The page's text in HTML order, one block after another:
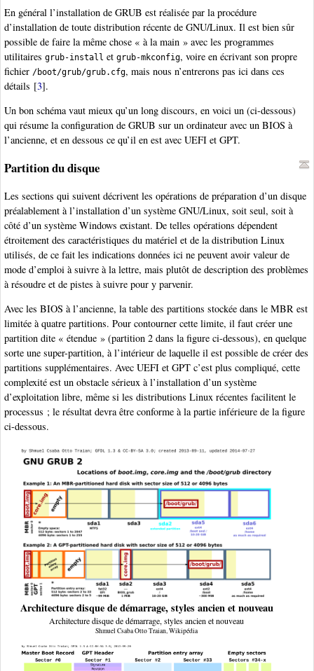
En général l’installation de GRUB est réalisée par la procédure
d’installation de toute distribution récente de GNU/Linux. Il est bien sûr
possible de faire la même chose « à la main » avec les programmes
utilitaires grub-install et grub-mkconfig, voire en écrivant son propre
fichier /boot/grub/grub.cfg, mais nous n’entrerons pas ici dans ces
détails [3].
Un bon schéma vaut mieux qu’un long discours, en voici un (ci-dessous)
qui résume la configuration de GRUB sur un ordinateur avec un BIOS à
l’ancienne, et en dessous ce qu’il en est avec UEFI et GPT.
Partition du disque
Les sections qui suivent décrivent les opérations de préparation d’un disque
préalablement à l’installation d’un système GNU/Linux, soit seul, soit à
côté d’un système Windows existant. De telles opérations dépendent
étroitement des caractéristiques du matériel et de la distribution Linux
utilisés, de ce fait les indications données ici ne peuvent avoir valeur de
mode d’emploi à suivre à la lettre, mais plutôt de description des problèmes
à résoudre et de pistes à suivre pour y parvenir.
Avec les BIOS à l’ancienne, la table des partitions stockée dans le MBR est
limitée à quatre partitions. Pour contourner cette limite, il faut créer une
partition dite « étendue » (partition 2 dans la figure ci-dessous), en quelque
sorte une super-partition, à l’intérieur de laquelle il est possible de créer des
partitions supplémentaires. Avec UEFI et GPT c’est plus compliqué, cette
complexité est un obstacle sérieux à l’installation d’un système
d’exploitation libre, même si les distributions Linux récentes facilitent le
processus ; le résultat devra être conforme à la partie inférieure de la figure
ci-dessous.
Architecture disque de démarrage, styles ancien et nouveau
Architecture disque de démarrage, styles ancien et nouveau
Shmuel Csaba Otto Traian, Wikipédia